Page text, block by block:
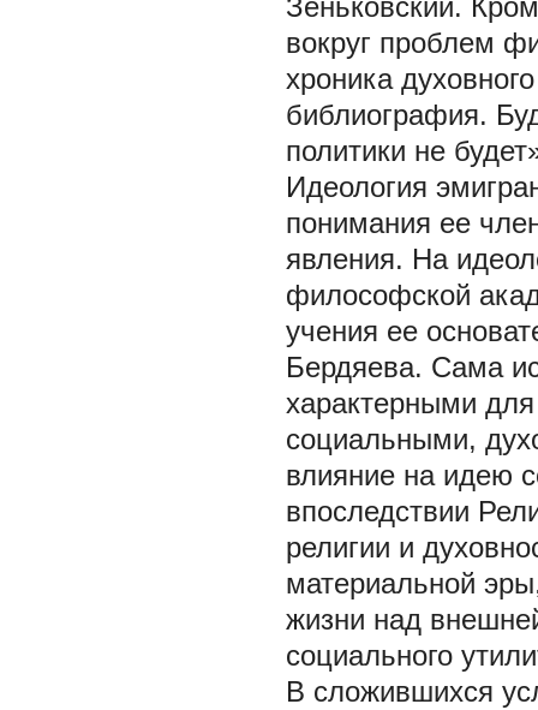
Зеньковский.
вокруг проблем
хроника
библиография.
политики не
Идеология
понимания ее
явления. На
философской
учения ее
Бердяева. Сама
характерными
социальными,
влияние на идею
впоследствии
религии и
материальной
жизни над
социального
В сложившихся